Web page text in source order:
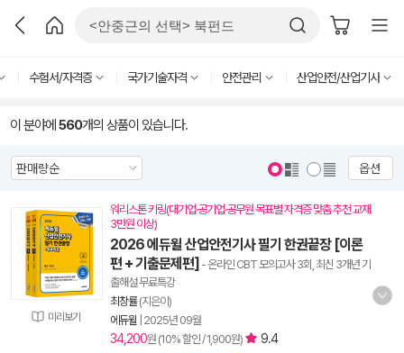
수험서/자격증 국가기술자격 안전관리 산업안전/산업기사
이 분야에 560개의 상품이 있습니다.
옵션
미리보기
워리스톤 키링(대기업·공기업·공무원 목표별 자격증 맞춤 추천 교재
3만원 이상)
2026 에듀윌 산업안전기사 필기 한권끝장 [이론
편 + 기출문제편] - 온라인 CBT 모의고사 3회, 최신 3개년 기
출해설 무료특강
최창률(지은이)
에듀윌 2025년 09월
34,200원 (10% 할인 / 1,900원) 9.4